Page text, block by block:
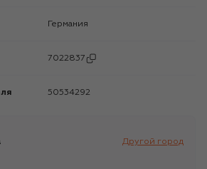
Германия
7022837
50534292
Другой город